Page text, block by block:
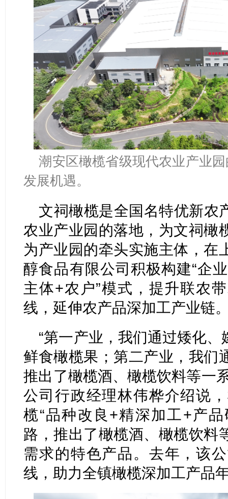
潮安区橄榄省级现代农业产业
发展机遇。
文祠橄榄是全国名特优新农
农业产业园的落地，为文祠橄
为产业园的牵头实施主体，在
醇食品有限公司积极构建“企
主体+农户”模式，提升联农
线，延伸农产品深加工产业链
“第一产业，我们通过矮化
鲜食橄榄果；第二产业，我们
推出了橄榄酒、橄榄饮料等
公司行政经理林伟桦介绍说
榄“品种改良+精深加工+产
路，推出了橄榄酒、橄榄饮料
需求的特色产品。去年，该
线，助力全镇橄榄深加工产品